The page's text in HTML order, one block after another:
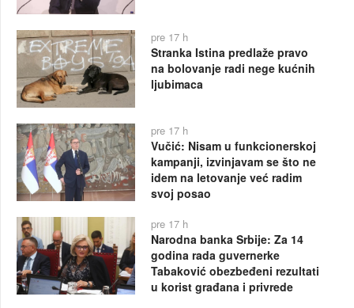
pre 17 h
Stranka Istina predlaže pravo
na bolovanje radi nege kućnih
ljubimaca
pre 17 h
Vučić: Nisam u funkcionerskoj
kampanji, izvinjavam se što ne
idem na letovanje već radim
svoj posao
pre 17 h
Narodna banka Srbije: Za 14
godina rada guvernerke
Tabaković obezbeđeni rezultati
u korist građana i privrede